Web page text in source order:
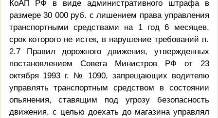
КоАП РФ в виде административного штрафа в
размере 30 000 руб. с лишением права управления
транспортными средствами на 1 год 6 месяцев,
срок которого не истек, в нарушение требований п.
2.7 Правил дорожного движения, утвержденных
постановлением Совета Министров РФ от 23
октября 1993 г. № 1090, запрещающих водителю
управлять транспортным средством в состоянии
опьянения, ставящим под угрозу безопасность
движения, с целью доехать до магазина управлял